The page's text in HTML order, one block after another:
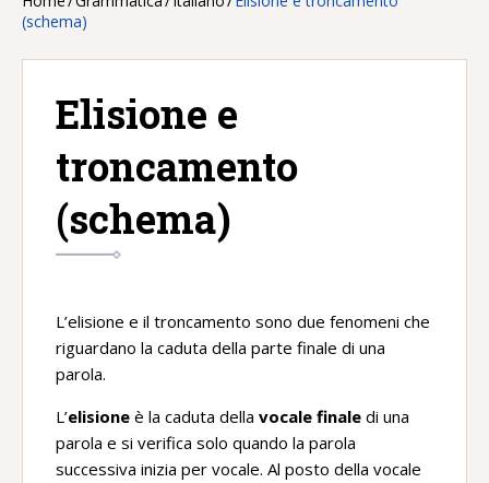
(schema)
Elisione e
troncamento
(schema)
L’elisione e il troncamento sono due fenomeni che
riguardano la caduta della parte finale di una
parola.
L’elisione è la caduta della vocale finale di una
parola e si verifica solo quando la parola
successiva inizia per vocale. Al posto della vocale